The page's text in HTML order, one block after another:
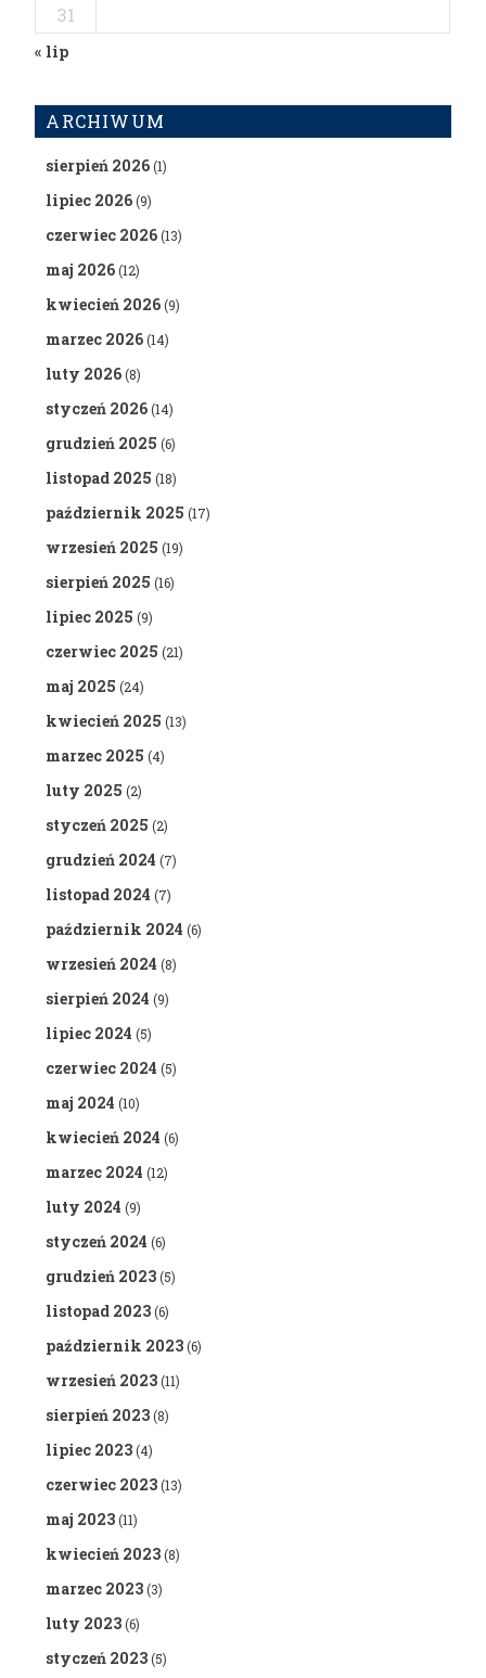
31
« lip
ARCHIWUM
sierpień 2026(1)
lipiec 2026(9)
czerwiec 2026(13)
maj 2026(12)
kwiecień 2026(9)
marzec 2026(14)
luty 2026(8)
styczeń 2026(14)
grudzień 2025 (6)
listopad 2025 (18)
październik 2025 (17)
wrzesień 2025 (19)
sierpień 2025 (16)
lipiec 2025 (9)
czerwiec 2025 (21)
maj 2025 (24)
kwiecień 2025 (13)
marzec 2025 (4)
luty 2025 (2)
styczeń 2025 (2)
grudzień 2024 (7)
listopad 2024 (7)
październik 2024 (6)
wrzesień 2024 (8)
sierpień 2024 (9)
lipiec 2024 (5)
czerwiec 2024 (5)
maj 2024 (10)
kwiecień 2024 (6)
marzec 2024 (12)
luty 2024 (9)
styczeń 2024 (6)
grudzień 2023(5)
listopad 2023(6)
październik 2023(6)
wrzesień 2023(11)
sierpień 2023(8)
lipiec 2023(4)
czerwiec 2023(13)
maj 2023(11)
kwiecień 2023(8)
marzec 2023(3)
luty 2023(6)
styczeń 2023(5)